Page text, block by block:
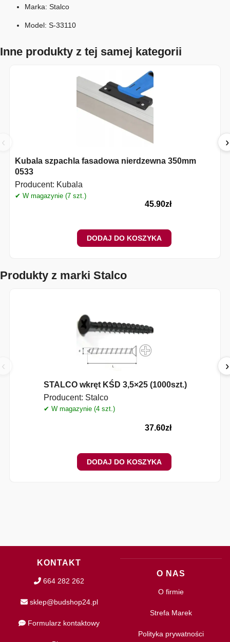
Marka: Stalco
Model: S‑33110
Inne produkty z tej samej kategorii
‹
Kubala szpachla fasadowa nierdzewna 350mm
0533
Producent: Kubala
✔ W magazynie (7 szt.)
45.90zł
DODAJ DO KOSZYKA
›
Produkty z marki Stalco
‹
STALCO wkręt KŚD 3,5×25 (1000szt.)
Producent: Stalco
✔ W magazynie (4 szt.)
37.60zł
DODAJ DO KOSZYKA
›
KONTAKT
664 282 262
sklep@budshop24.pl
Formularz kontaktowy
O NAS
O firmie
Strefa Marek
Polityka prywatności